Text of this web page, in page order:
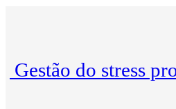
Gestão do stress